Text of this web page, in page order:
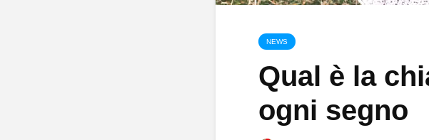
NEWS
Qual è la
ogni segno